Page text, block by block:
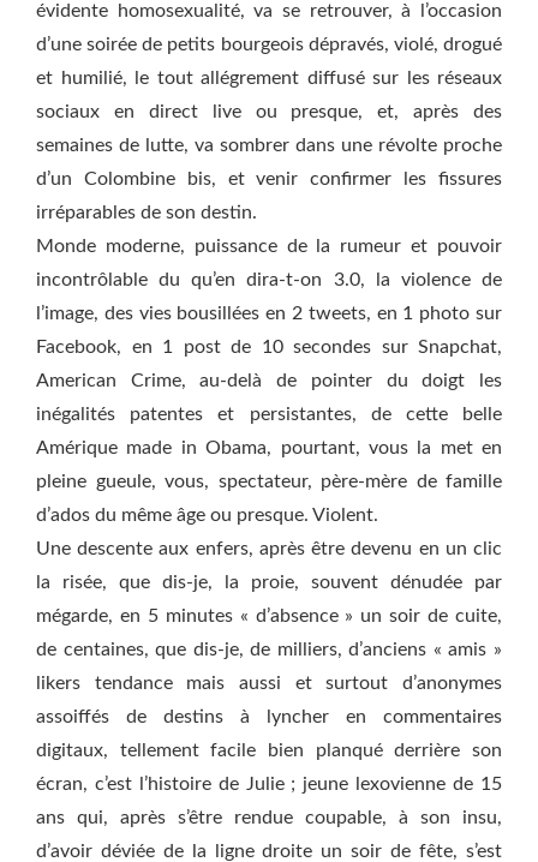
évidente homosexualité, va se retrouver, à l’occasion
d’une soirée de petits bourgeois dépravés, violé, drogué
et humilié, le tout allégrement diffusé sur les réseaux
sociaux en direct live ou presque, et, après des
semaines de lutte, va sombrer dans une révolte proche
d’un Colombine bis, et venir confirmer les fissures
irréparables de son destin.
Monde moderne, puissance de la rumeur et pouvoir
incontrôlable du qu’en dira-t-on 3.0, la violence de
l’image, des vies bousillées en 2 tweets, en 1 photo sur
Facebook, en 1 post de 10 secondes sur Snapchat,
American Crime, au-delà de pointer du doigt les
inégalités patentes et persistantes, de cette belle
Amérique made in Obama, pourtant, vous la met en
pleine gueule, vous, spectateur, père-mère de famille
d’ados du même âge ou presque. Violent.
Une descente aux enfers, après être devenu en un clic
la risée, que dis-je, la proie, souvent dénudée par
mégarde, en 5 minutes « d’absence » un soir de cuite,
de centaines, que dis-je, de milliers, d’anciens « amis »
likers tendance mais aussi et surtout d’anonymes
assoiffés de destins à lyncher en commentaires
digitaux, tellement facile bien planqué derrière son
écran, c’est l’histoire de Julie ; jeune lexovienne de 15
ans qui, après s’être rendue coupable, à son insu,
d’avoir déviée de la ligne droite un soir de fête, s’est